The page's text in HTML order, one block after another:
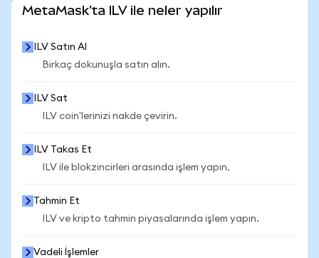
MetaMask'ta ILV ile neler yapılır
ILV Satın Al
Birkaç dokunuşla satın alın.
ILV Sat
ILV coin'lerinizi nakde çevirin.
ILV Takas Et
ILV ile blokzincirleri arasında işlem yapın.
Tahmin Et
ILV ve kripto tahmin piyasalarında işlem yapın.
Vadeli İşlemler